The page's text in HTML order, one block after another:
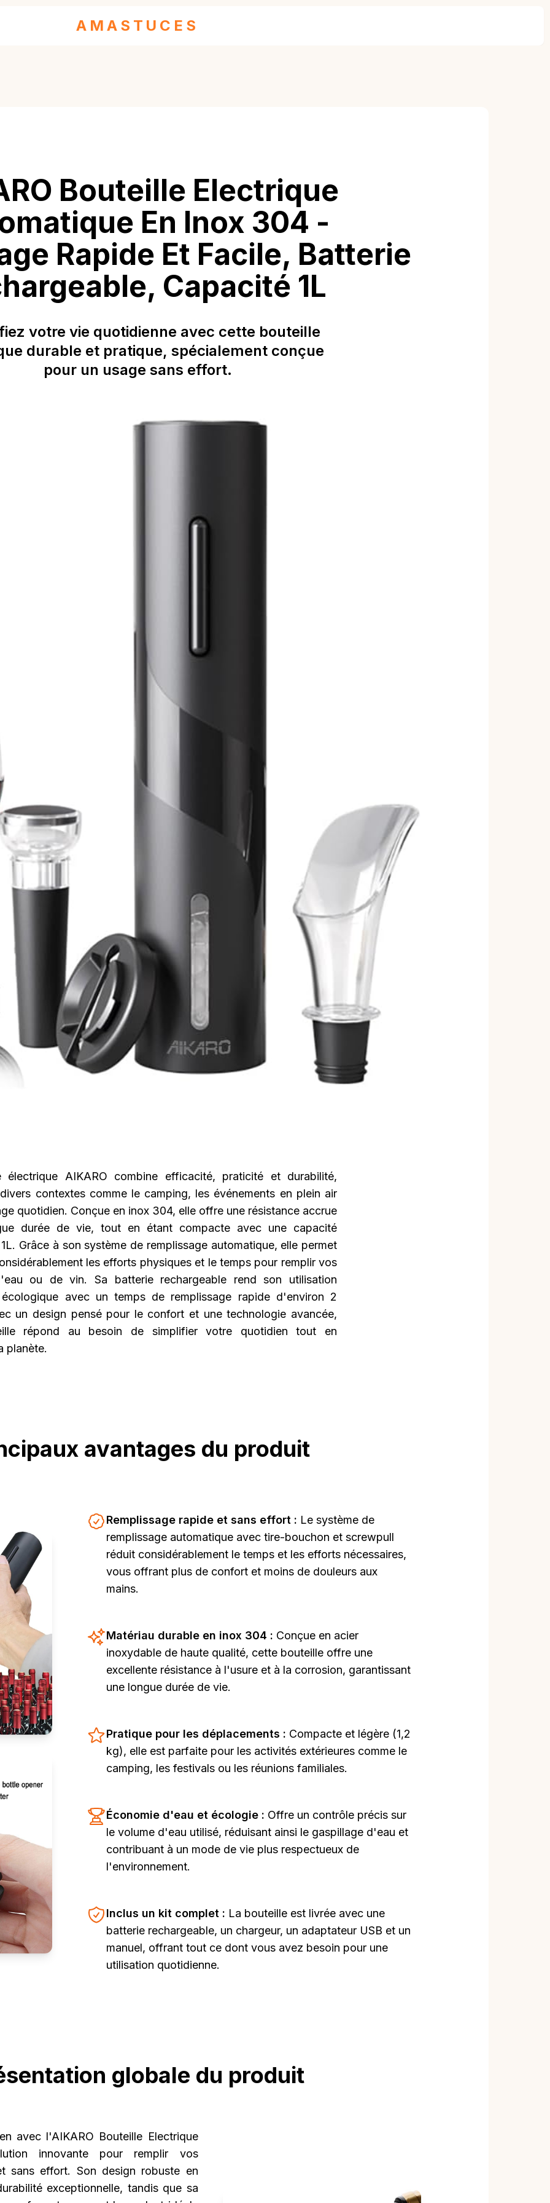
AMASTUCES
Bouteille Electrique
En Inox 304 -
Rapide Et Facile, Batterie
Capacité 1L
votre vie quotidienne avec cette bouteille
durable et pratique, spécialement conçue
pour un usage sans effort.
électrique AIKARO combine efficacité, praticité et durabilité,
contextes comme le camping, les événements en plein air
quotidien. Conçue en inox 304, elle offre une résistance accrue
durée de vie, tout en étant compacte avec une capacité
Grâce à son système de remplissage automatique, elle permet
les efforts physiques et le temps pour remplir vos
ou de vin. Sa batterie rechargeable rend son utilisation
avec un temps de remplissage rapide d'environ 2
un design pensé pour le confort et une technologie avancée,
répond au besoin de simplifier votre quotidien tout en
planète.
avantages du produit
Remplissage rapide et sans effort : Le système de
remplissage automatique avec tire-bouchon et screwpull
réduit considérablement le temps et les efforts nécessaires,
vous offrant plus de confort et moins de douleurs aux
mains.
Matériau durable en inox 304 : Conçue en acier
inoxydable de haute qualité, cette bouteille offre une
excellente résistance à l'usure et à la corrosion, garantissant
une longue durée de vie.
Pratique pour les déplacements : Compacte et légère (1,2
kg), elle est parfaite pour les activités extérieures comme le
camping, les festivals ou les réunions familiales.
Économie d'eau et écologie : Offre un contrôle précis sur
le volume d'eau utilisé, réduisant ainsi le gaspillage d'eau et
contribuant à un mode de vie plus respectueux de
l'environnement.
Inclus un kit complet : La bouteille est livrée avec une
batterie rechargeable, un chargeur, un adaptateur USB et un
manuel, offrant tout ce dont vous avez besoin pour une
utilisation quotidienne.
globale du produit
avec l'AIKARO Bouteille Electrique
innovante pour remplir vos
sans effort. Son design robuste en
exceptionnelle, tandis que sa